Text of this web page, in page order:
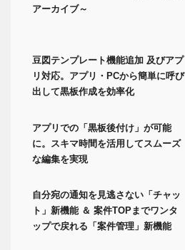
アーカイブ～
豆図テンプレート機能追加 及びアプ
リ対応。アプリ・PCから簡単に呼び
出して黒板作成を効率化
アプリでの「黒板後付け」が可能
に。スキマ時間を活用してスムーズ
な編集を実現
自分宛の通知を見逃さない「チャッ
ト」新機能 ＆ 案件TOPまでワンタ
ップで戻れる「案件管理」新機能